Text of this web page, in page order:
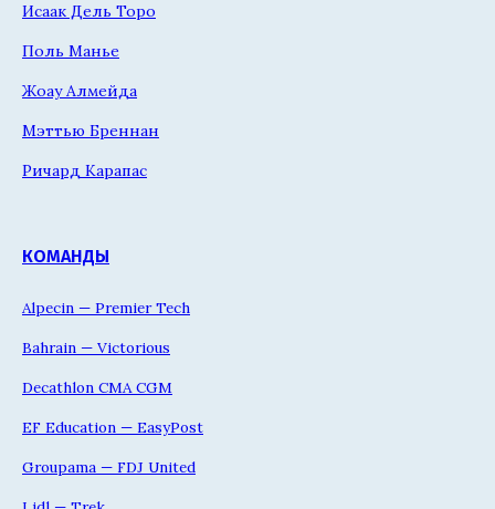
Исаак Дель Торо
Поль Манье
Жоау Алмейда
Мэттью Бреннан
Ричард Карапас
КОМАНДЫ
Alpecin — Premier Tech
Bahrain — Victorious
Decathlon CMA CGM
EF Education — EasyPost
Groupama — FDJ United